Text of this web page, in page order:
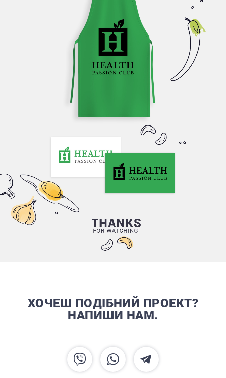
ХОЧЕШ ПОДІБНИЙ ПРОЕКТ?
НАПИШИ НАМ.